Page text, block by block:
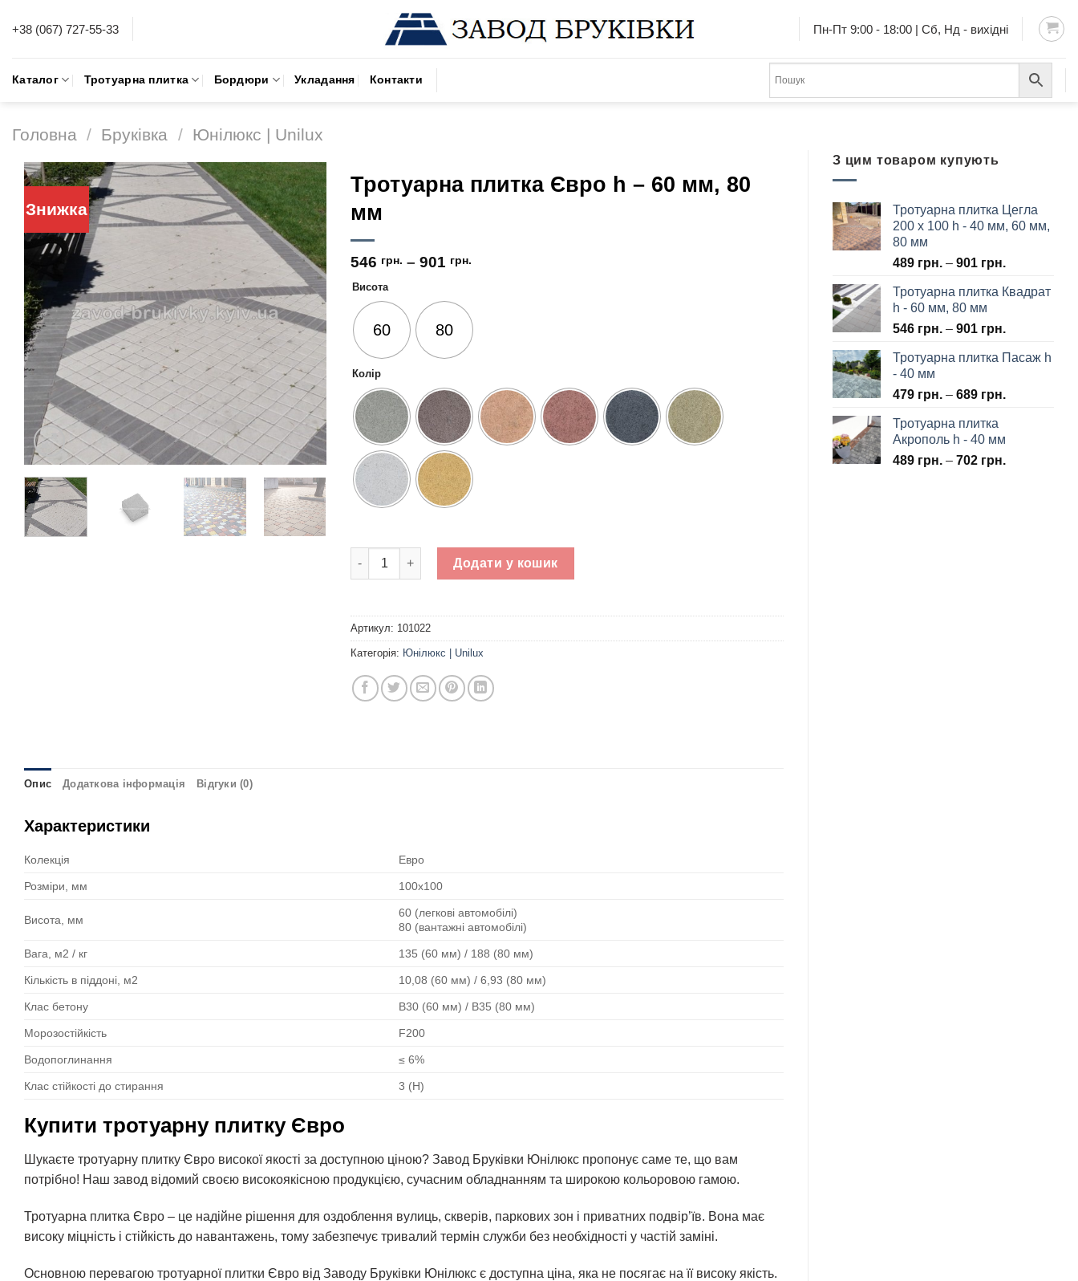
+38 (067) 727-55-33 Пн-Пт 9:00 - 18:00 | Сб, Нд - вихідні
Каталог Тротуарна плитка Бордюри Укладання Контакти
Головна / Бруківка / Юнілюкс | Unilux
З цим товаром купують
Тротуарна плитка Цегла
200 х 100 h - 40 мм, 60 мм,
80 мм
489 грн. – 901 грн.
Тротуарна плитка Квадрат
h - 60 мм, 80 мм
546 грн. – 901 грн.
Тротуарна плитка Пасаж h
- 40 мм
479 грн. – 689 грн.
Тротуарна плитка
Акрополь h - 40 мм
489 грн. – 702 грн.
Знижка
Тротуарна плитка Євро h – 60 мм, 80
мм
546 грн. –901 грн.
Висота
60 80
Колір
Тротуарна плитка Євро h - 60 мм, 80 мм кількість
Додати у кошик
Артикул: 101022
Категорія: Юнілюкс | Unilux
Опис Додаткова інформація Відгуки (0)
Характеристики
Колекція Евро
Розміри, мм 100х100
Висота, мм
60 (легкові автомобілі)
80 (вантажні автомобілі)
Вага, м2 / кг 135 (60 мм) / 188 (80 мм)
Кількість в піддоні, м2 10,08 (60 мм) / 6,93 (80 мм)
Клас бетону В30 (60 мм) / В35 (80 мм)
Морозостійкість F200
Водопоглинання ≤ 6%
Клас стійкості до стирання 3 (Н)
Купити тротуарну плитку Євро
Шукаєте тротуарну плитку Євро високої якості за доступною ціною? Завод Бруківки Юнілюкс пропонує саме те, що вам
потрібно! Наш завод відомий своєю високоякісною продукцією, сучасним обладнанням та широкою кольоровою гамою.
Тротуарна плитка Євро – це надійне рішення для оздоблення вулиць, скверів, паркових зон і приватних подвір’їв. Вона має
високу міцність і стійкість до навантажень, тому забезпечує тривалий термін служби без необхідності у частій заміні.
Основною перевагою тротуарної плитки Євро від Заводу Бруківки Юнілюкс є доступна ціна, яка не посягає на її високу якість.